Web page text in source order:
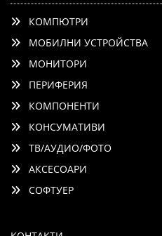
КОМПЮТРИ
МОБИЛНИ УСТРОЙСТВА
МОНИТОРИ
ПЕРИФЕРИЯ
КОМПОНЕНТИ
КОНСУМАТИВИ
ТВ/АУДИО/ФОТО
АКСЕСОАРИ
СОФТУЕР